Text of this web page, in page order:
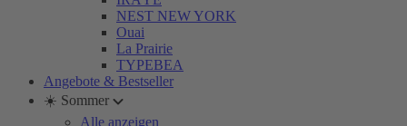
NEST NEW YORK
Ouai
La Prairie
TYPEBEA
Angebote & Bestseller
☀️ Sommer
Alle anzeigen